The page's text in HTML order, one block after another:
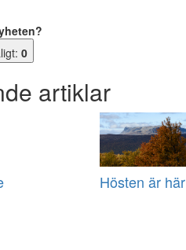
0
artiklar
Hösten är här